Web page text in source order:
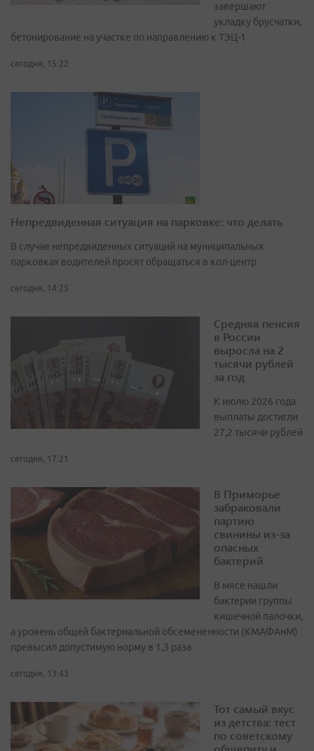
завершают
укладку брусчатки,
бетонирование на участке по направлению к ТЭЦ-1
сегодня, 15:22
Непредвиденная ситуация на парковке: что делать
В случае непредвиденных ситуаций на муниципальных
парковках водителей просят обращаться в кол-центр
сегодня, 14:25
Средняя пенсия
в России
выросла на 2
тысячи рублей
за год
К июлю 2026 года
выплаты достигли
27,2 тысячи рублей
сегодня, 17:21
В Приморье
забраковали
партию
свинины из-за
опасных
бактерий
В мясе нашли
бактерии группы
кишечной палочки,
а уровень общей бактериальной обсемененности (КМАФАнМ)
превысил допустимую норму в 1,3 раза
сегодня, 13:43
Тот самый вкус
из детства: тест
по советскому